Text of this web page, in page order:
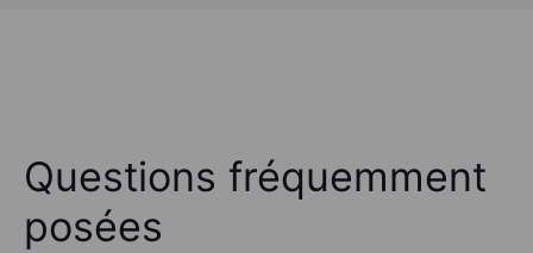
Questions fréquemment
posées